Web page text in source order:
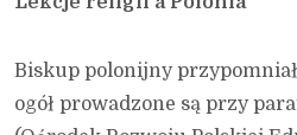
Biskup polonijny
ogół prowadzone są przy